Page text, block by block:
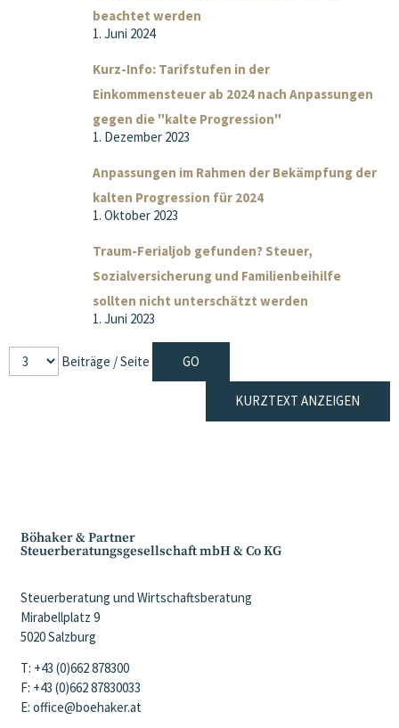
beachtet werden
1. Juni 2024
Kurz-Info: Tarifstufen in der
Einkommensteuer ab 2024 nach Anpassungen
gegen die "kalte Progression"
1. Dezember 2023
Anpassungen im Rahmen der Bekämpfung der
kalten Progression für 2024
1. Oktober 2023
Traum-Ferialjob gefunden? Steuer,
Sozialversicherung und Familienbeihilfe
sollten nicht unterschätzt werden
1. Juni 2023
Beiträge / Seite
KURZTEXT ANZEIGEN
Böhaker & Partner
Steuerberatungsgesellschaft mbH & Co KG
Steuerberatung und Wirtschaftsberatung
Mirabellplatz 9
5020 Salzburg
T: +43 (0)662 878300
F: +43 (0)662 87830033
E: office@boehaker.at